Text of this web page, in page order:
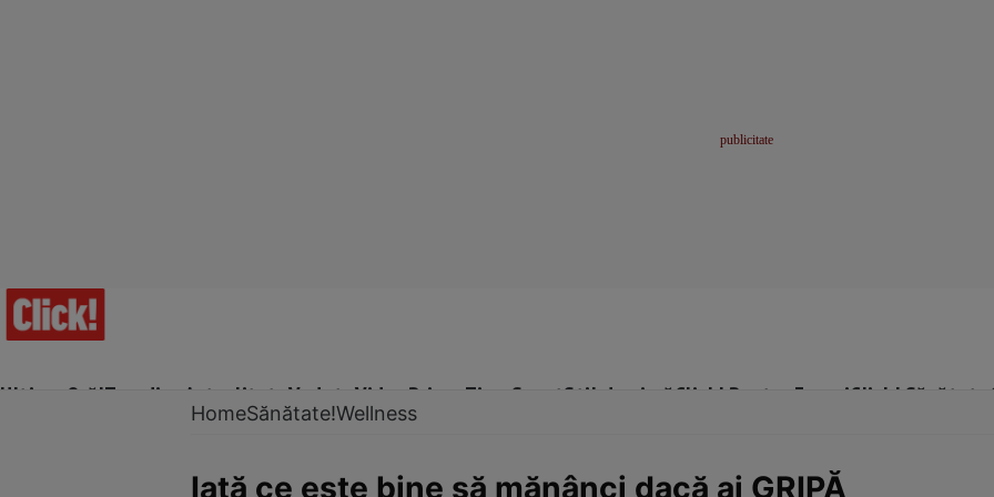
Ultima Oră!Trending Actualitate Vedete Video Prime Time SportStil de viațăClick! Pentru FemeiClick! Sănătate
HomeSănătate!Wellness
Iată ce este bine să mănânci dacă ai GRIPĂ